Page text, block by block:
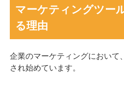
マーケティングツー
る理由
企業のマーケティングにおいて
され始めています。